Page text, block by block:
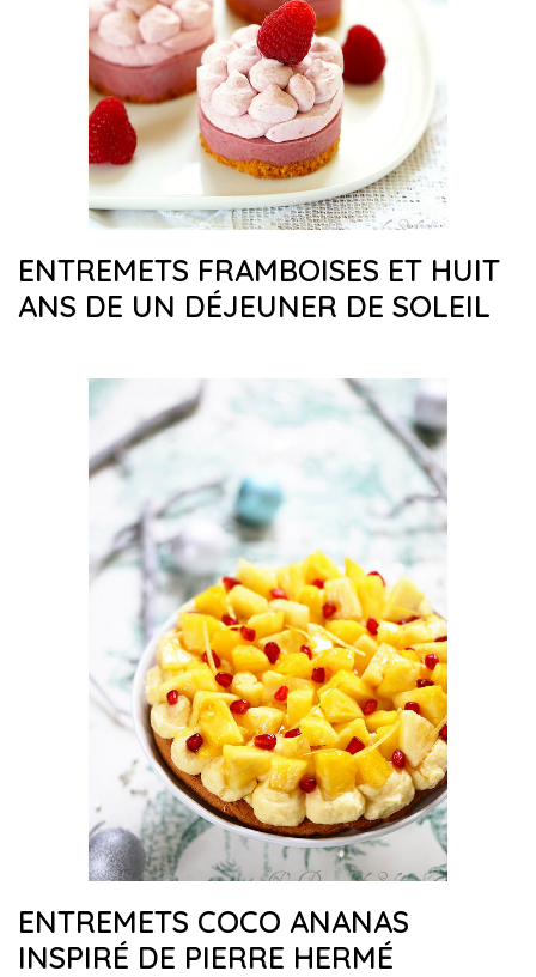
ENTREMETS FRAMBOISES ET HUIT
ANS DE UN DÉJEUNER DE SOLEIL
ENTREMETS COCO ANANAS
INSPIRÉ DE PIERRE HERMÉ